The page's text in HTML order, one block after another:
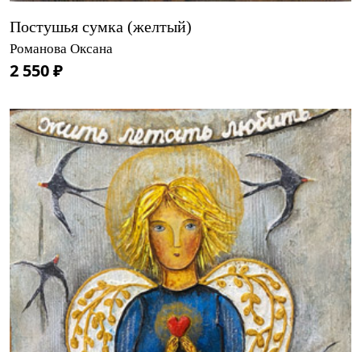
Постушья сумка (желтый)
Романова Оксана
2 550 ₽